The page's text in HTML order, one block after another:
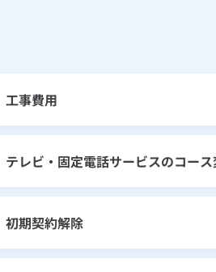
工事費用
テレビ・固定電話サービスのコー
初期契約解除